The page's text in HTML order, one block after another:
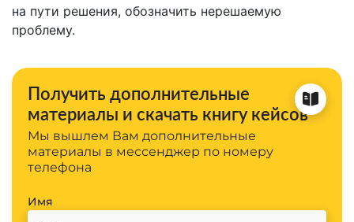
на пути решения, обозначить нерешаемую
проблему.
Получить дополнительные
материалы и скачать книгу кейсов
Мы вышлем Вам дополнительные
материалы в мессенджер по номеру
телефона
Имя